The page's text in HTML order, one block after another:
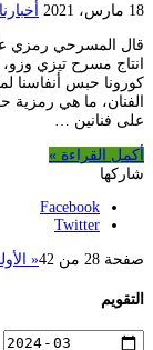
18 مارس، 2021 أخبارنا
قال المسرحي رمزي
انتاج مسرح تيزي
كورونا حبس أنفاسنا
الفنان، ما هي
على فنانين …
أكمل القراءة »
شاركها
Facebook
Twitter
صفحة 28 من 42 «
التقويم